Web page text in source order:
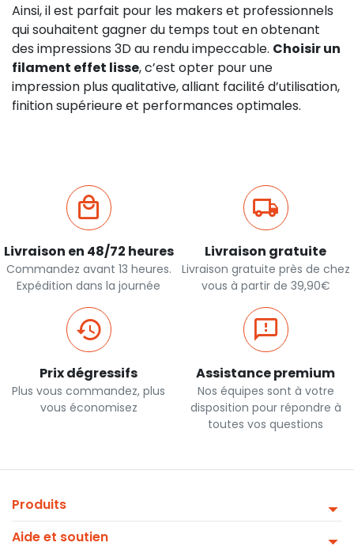
Ainsi, il est parfait pour les makers et professionnels
qui souhaitent gagner du temps tout en obtenant
des impressions 3D au rendu impeccable. Choisir un
filament effet lisse, c’est opter pour une
impression plus qualitative, alliant facilité d’utilisation,
finition supérieure et performances optimales.
Livraison en 48/72 heures
Commandez avant 13 heures.
Expédition dans la journée
Livraison gratuite
Livraison gratuite près de chez
vous à partir de 39,90€
Prix dégressifs
Plus vous commandez, plus
vous économisez
Assistance premium
Nos équipes sont à votre
disposition pour répondre à
toutes vos questions
Produits
Aide et soutien